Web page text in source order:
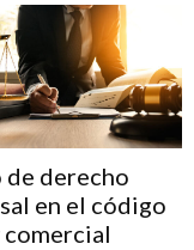
de derecho
en el código